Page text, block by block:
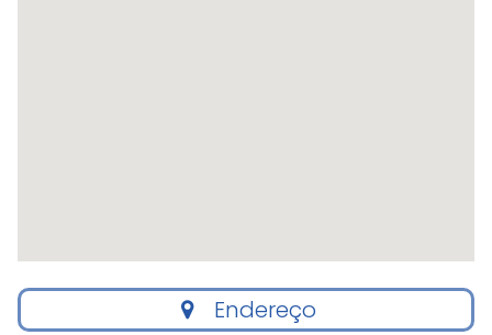
Endereço